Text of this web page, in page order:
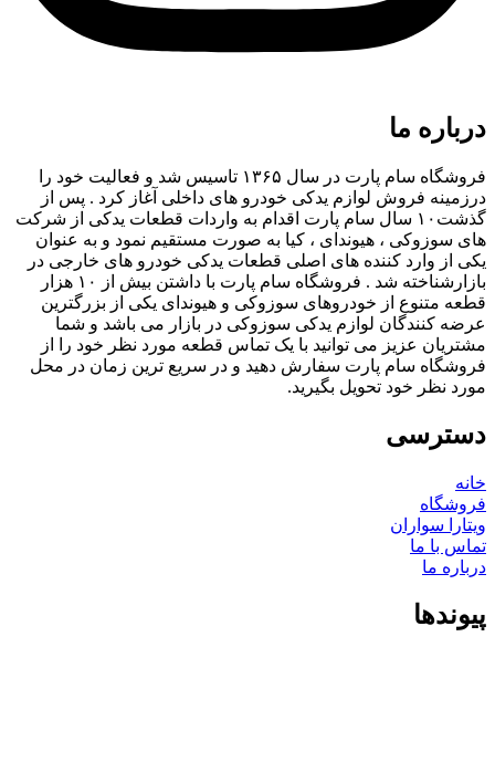
درباره ما
فروشگاه سام پارت در سال ۱۳۶۵ تاسیس شد و فعالیت خود را
درزمینه فروش لوازم یدکی خودرو های داخلی آغاز کرد . پس از
گذشت۱۰ سال سام پارت اقدام به واردات قطعات یدکی از شرکت
های سوزوکی ، هیوندای ، کیا به صورت مستقیم نمود و به عنوان
یکی از وارد کننده های اصلی قطعات یدکی خودرو های خارجی در
بازارشناخته شد . فروشگاه سام پارت با داشتن بیش از ۱۰ هزار
قطعه متنوع از خودروهای سوزوکی و هیوندای یکی از بزرگترین
عرضه کنندگان لوازم یدکی سوزوکی در بازار می باشد و شما
مشتریان عزیز می توانید با یک تماس قطعه مورد نظر خود را از
فروشگاه سام پارت سفارش دهید و در سریع ترین زمان در محل
مورد نظر خود تحویل بگیرید.
دسترسی
خانه
فروشگاه
ویتارا سواران
تماس با ما
درباره ما
پیوندها